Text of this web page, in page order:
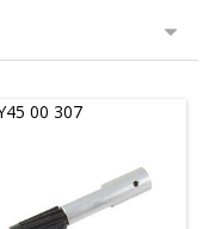
00 307